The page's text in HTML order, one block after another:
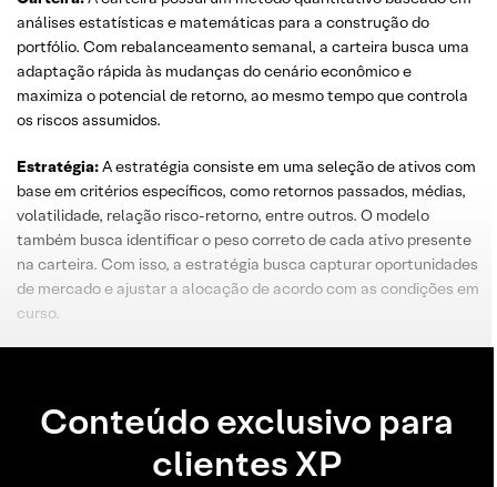
análises estatísticas e matemáticas para a construção do
portfólio. Com rebalanceamento semanal, a carteira busca uma
adaptação rápida às mudanças do cenário econômico e
maximiza o potencial de retorno, ao mesmo tempo que controla
os riscos assumidos.
Estratégia:A estratégia consiste em uma seleção de ativos com
base em critérios específicos, como retornos passados, médias,
volatilidade, relação risco-retorno, entre outros. O modelo
também busca identificar o peso correto de cada ativo presente
na carteira. Com isso, a estratégia busca capturar oportunidades
de mercado e ajustar a alocação de acordo com as condições em
curso.
Conteúdo exclusivo para
clientes XP